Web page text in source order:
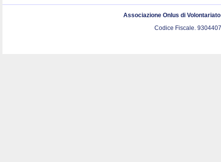
Associazione Onlus di
Codice Fiscale.